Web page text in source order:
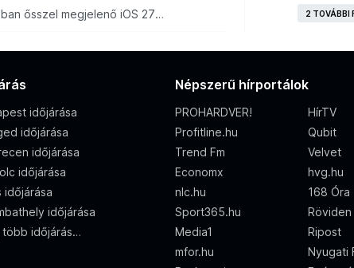
ősszel megjelenő iOS 27
2 TOVÁBBI
időjárása
időjárása
időjárása
időjárása
időjárása
időjárása
több időjárás…
Népszerű hírportálok
PROHARDVER! HírTV
Profitline.hu
Qubit
Trend Fm
Velvet
Economx
hvg.hu
nlc.hu
168 Óra
Sport365.hu
Röviden
Media1
Ripost
mfor.hu
Nyugati